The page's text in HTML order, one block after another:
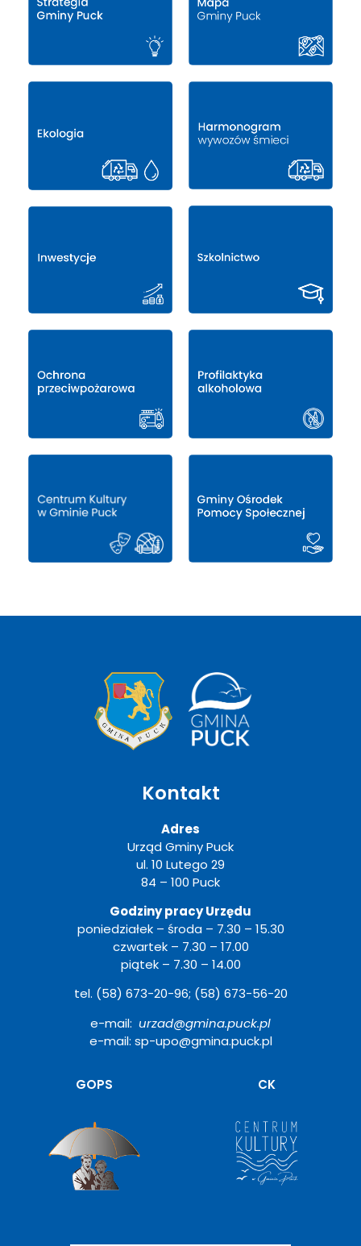
Kontakt
Adres
Urząd Gminy Puck
ul. 10 Lutego 29
84 – 100 Puck
Godziny pracy Urzędu
poniedziałek – środa – 7.30 – 15.30
czwartek – 7.30 – 17.00
piątek – 7.30 – 14.00
tel. (58) 673-20-96; (58) 673-56-20
e-mail: urzad@gmina.puck.pl
e-mail: sp-upo@gmina.puck.pl
GOPS CK